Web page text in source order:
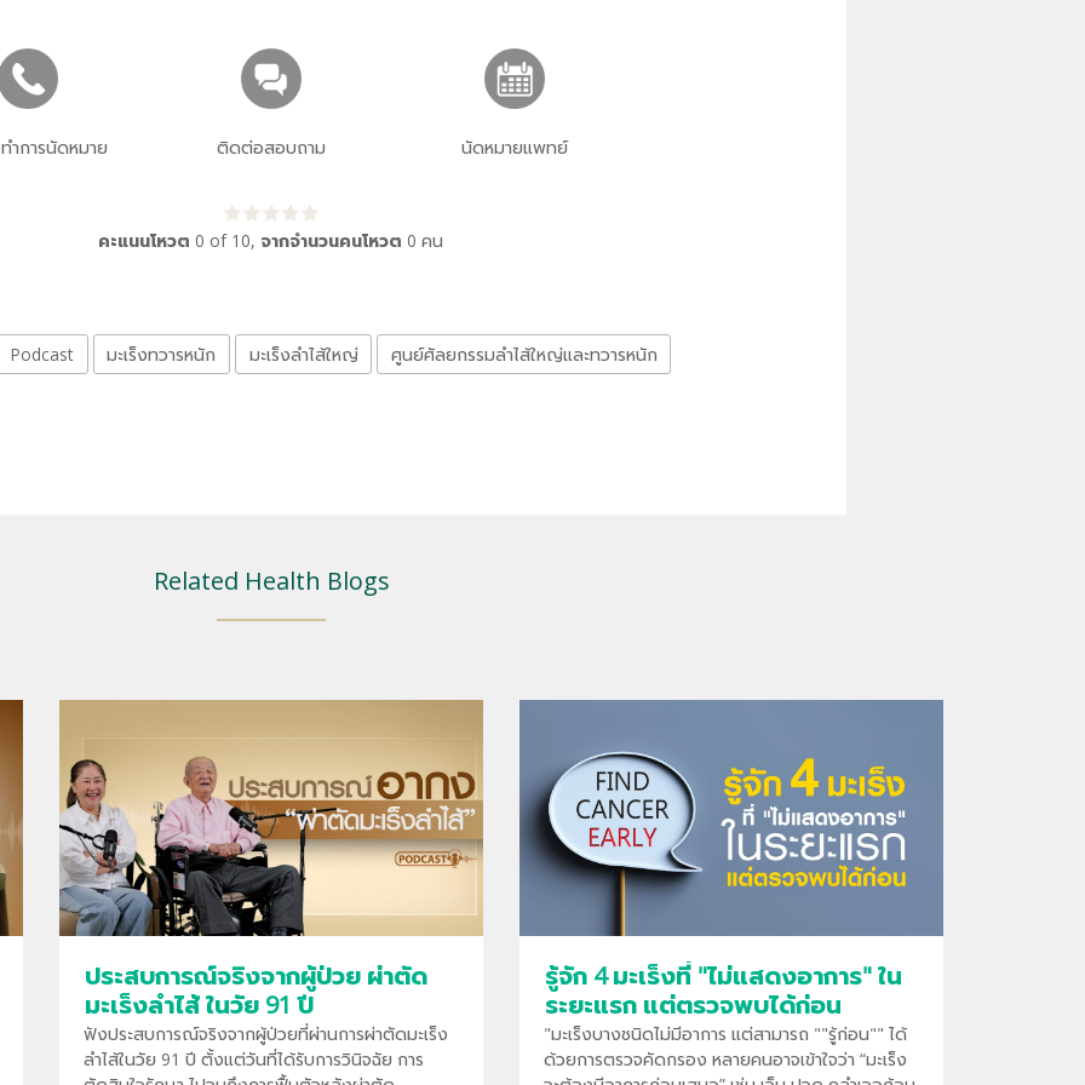
ำการนัดหมาย ติดต่อสอบถาม นัดหมายแพทย์
คะแนนโหวต 0 of 10, จากจำนวนคนโหวต 0 คน
Podcast มะเร็งทวารหนัก มะเร็งลำไส้ใหญ่ ศูนย์ศัลยกรรมลำไส้ใหญ่และทวารหนัก
Related Health Blogs
ประสบการณ์จริงจากผู้ป่วย ผ่าตัด
มะเร็งลำไส้ ในวัย 91 ปี
ฟังประสบการณ์จริงจากผู้ป่วยที่ผ่านการผ่าตัดมะเร็ง
ลำไส้ในวัย 91 ปี ตั้งแต่วันที่ได้รับการวินิจฉัย การ
รู้จัก 4 มะเร็งที่ "ไม่แสดงอาการ" ใน
ระยะแรก แต่ตรวจพบได้ก่อน
"มะเร็งบางชนิดไม่มีอาการ แต่สามารถ ""รู้ก่อน"" ได้
ด้วยการตรวจคัดกรอง หลายคนอาจเข้าใจว่า “มะเร็ง